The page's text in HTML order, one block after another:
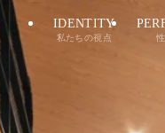
IDENTITY
私たちの視点